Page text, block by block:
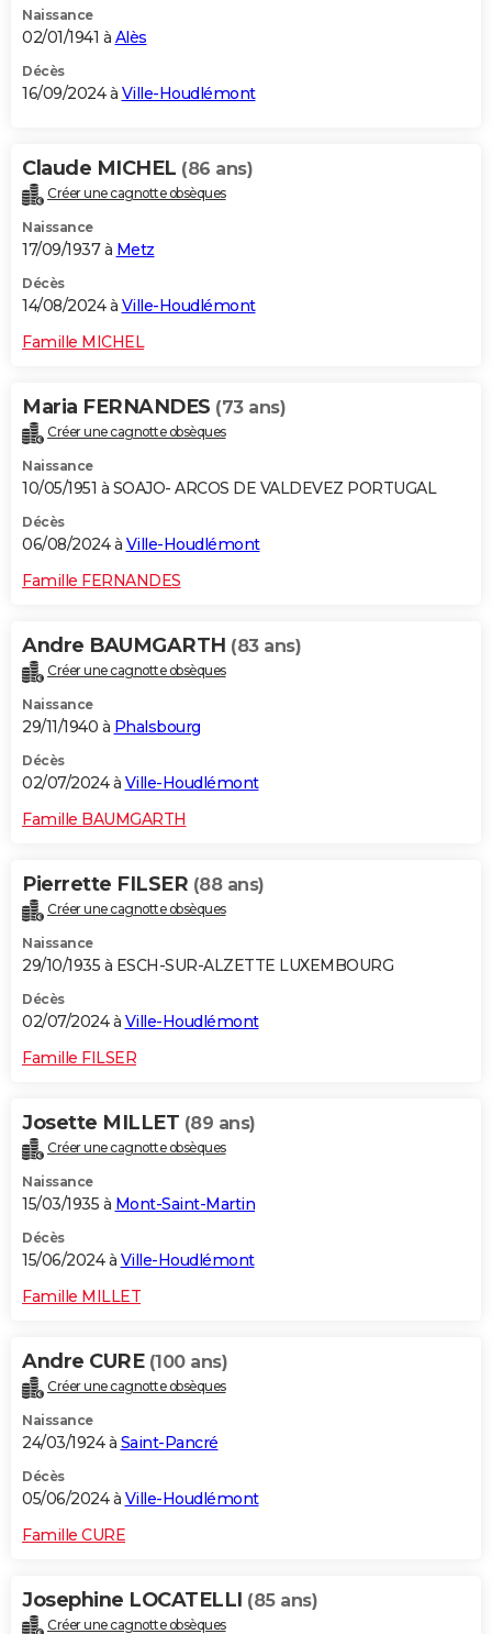
Naissance
02/01/1941 à Alès
Décès
16/09/2024 à Ville-Houdlémont
Claude MICHEL (86 ans)
Créer une cagnotte obsèques
Naissance
17/09/1937 à Metz
Décès
14/08/2024 à Ville-Houdlémont
Famille MICHEL
Maria FERNANDES (73 ans)
Créer une cagnotte obsèques
Naissance
10/05/1951 à SOAJO- ARCOS DE VALDEVEZ PORTUGAL
Décès
06/08/2024 à Ville-Houdlémont
Famille FERNANDES
Andre BAUMGARTH (83 ans)
Créer une cagnotte obsèques
Naissance
29/11/1940 à Phalsbourg
Décès
02/07/2024 à Ville-Houdlémont
Famille BAUMGARTH
Pierrette FILSER (88 ans)
Créer une cagnotte obsèques
Naissance
29/10/1935 à ESCH-SUR-ALZETTE LUXEMBOURG
Décès
02/07/2024 à Ville-Houdlémont
Famille FILSER
Josette MILLET (89 ans)
Créer une cagnotte obsèques
Naissance
15/03/1935 à Mont-Saint-Martin
Décès
15/06/2024 à Ville-Houdlémont
Famille MILLET
Andre CURE (100 ans)
Créer une cagnotte obsèques
Naissance
24/03/1924 à Saint-Pancré
Décès
05/06/2024 à Ville-Houdlémont
Famille CURE
Josephine LOCATELLI (85 ans)
Créer une cagnotte obsèques